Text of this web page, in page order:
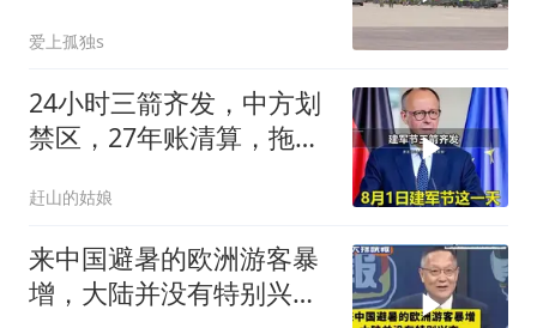
爱上孤独s
24小时三箭齐发，中方划
禁区，27年账清算，拖船
赶山的姑娘
来中国避暑的欧洲游客暴
增，大陆并没有特别兴